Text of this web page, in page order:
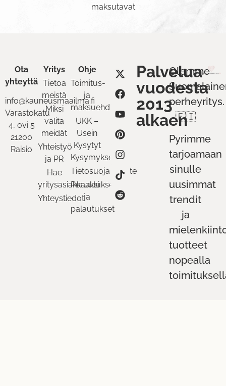
maksutavat
Ota
yhteyttä
info@kauneusmaailma.fi
Varastokatu
4, ovi 5
21200
Raisio
Yritys
Tietoa
meistä
Miksi
valita
meidät
Yhteistyö
ja PR
Hae
yritysasiakkaaksi
Yhteystiedot
Ohje
Toimitus-
ja
maksuehdot
UKK –
Usein
Kysytyt
Kysymykset
Tietosuojaseloste
Peruutukset
ja
palautukset
Palvelua
vuodesta
2013
alkaen
Olemme
perheyritys.
🇫🇮
Pyrimme
tarjoamaan
sinulle
uusimmat
trendit
ja
tuotteet
nopealla